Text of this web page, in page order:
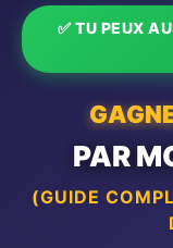
✅ TU PEUX
PAR
(GUIDE